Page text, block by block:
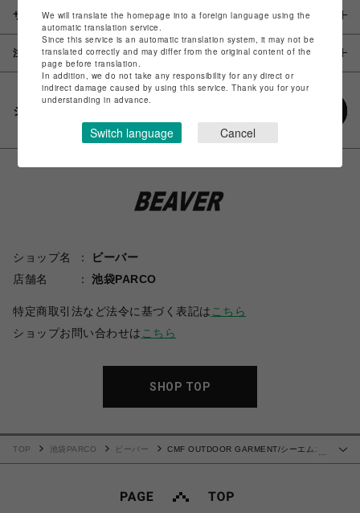
サイズ
注意事項
シェアする
ショップ名
ビーバー
店舗名
池袋PARCO
特定商取引法など法令に基づく表記は こちら
ショップお問い合わせは こちら
SHOP TOP
TOP 池袋PARCO ビーバー
CMF OUTDOOR GARMENT/シーエムエ
We will translate the homepage into a foreign language using the
automatic translation service.
Since this service is an automatic translation system, it may not be
translated correctly and may differ from the original content of the
page before translation.
In addition, we do not take any responsibility for any direct or
indirect damage caused by using this service. Thank you for your
understanding in advance.
Switch language Cancel